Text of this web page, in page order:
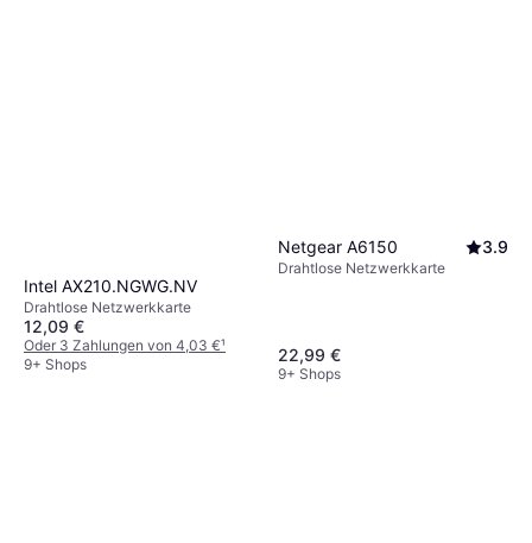
Intel AX210.NGWG.NV
Drahtlose Netzwerkkarte
12,09 €
Oder 3 Zahlungen von 4,03 €¹
9+ Shops
Netgear A6150 3.9
Drahtlose Netzwerkkarte
22,99 €
9+ Shops